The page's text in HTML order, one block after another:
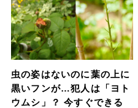
虫の姿はないのに葉の上に
黒いフンが…犯人は「ヨト
ウムシ」？ 今すぐできる